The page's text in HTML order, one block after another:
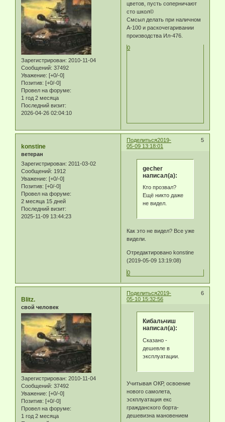
Зарегистрирован: 2010-11-04
Сообщений: 37492
Уважение: [+0/-0]
Позитив: [+0/-0]
Провел на форуме:
1 год 2 месяца
Последний визит:
2026-04-26 02:04:10
цветов, пусть соперничают
сто школ©
Смсыл делать при наличном
А-100 и раскочегаривании
производства Ил-476.
0
Поделиться 5
2019-
05-09 13:18:01
konstine
ветеран
Зарегистрирован: 2011-03-02
Сообщений: 1912
Уважение: [+0/-0]
Позитив: [+0/-0]
Провел на форуме:
2 месяца 15 дней
Последний визит:
2025-11-09 13:44:23
gecher
написал(а):
Кто прозвал?
Ещё никто даже
не видел.
Как это не видел? Все уже
видели.
Отредактировано konstine
(2019-05-09 13:19:08)
0
Поделиться 6
2019-
05-10 15:32:56
Blitz.
свой человек
Зарегистрирован: 2010-11-04
Сообщений: 37492
Уважение: [+0/-0]
Позитив: [+0/-0]
Провел на форуме:
1 год 2 месяца
Кибальчиш
написал(а):
Сказано -
дешевле в
эксплуатации.
Учитывая ОКР, освоение
нового самолета,
эскплуатация екс
гражданского борта-
дешевизна мановением